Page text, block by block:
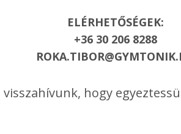
ELÉRHETŐSÉGEK:
+36 30 206 8288
hogy